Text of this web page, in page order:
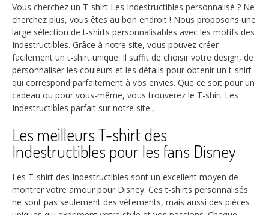
Vous cherchez un T-shirt Les Indestructibles personnalisé ? Ne
cherchez plus, vous êtes au bon endroit ! Nous proposons une
large sélection de t-shirts personnalisables avec les motifs des
Indestructibles. Grâce à notre site, vous pouvez créer
facilement un t-shirt unique. Il suffit de choisir votre design, de
personnaliser les couleurs et les détails pour obtenir un t-shirt
qui correspond parfaitement à vos envies. Que ce soit pour un
cadeau ou pour vous-même, vous trouverez le T-shirt Les
Indestructibles parfait sur notre site.,
Les meilleurs T-shirt des
Indestructibles pour les fans Disney
Les T-shirt des Indestructibles sont un excellent moyen de
montrer votre amour pour Disney. Ces t-shirts personnalisés
ne sont pas seulement des vêtements, mais aussi des pièces